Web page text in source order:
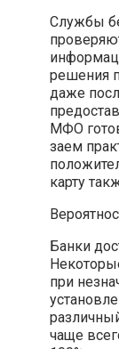
Службы
решения
даже
МФО
заем
карту
Банки
при
чаще